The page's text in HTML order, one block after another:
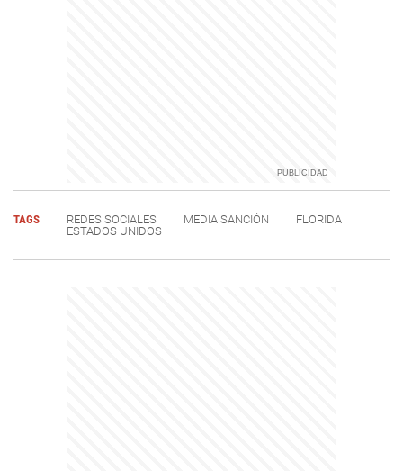
TAGS REDES SOCIALES MEDIA SANCIÓN
FLORIDA
ESTADOS UNIDOS